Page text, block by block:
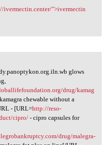
ivermectin
ivermectin.center/">ivermectin
glows
drug/kamag
chewable without a
- [URL=http://reso-
cipro/- cipro capsules for
drug/malegra-